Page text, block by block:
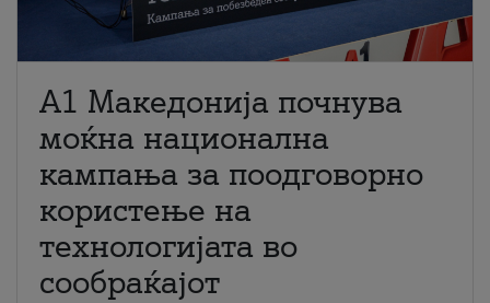
A1 Македонија почнува
моќна национална
кампања за поодговорно
користење на
технологијата во
сообраќајот